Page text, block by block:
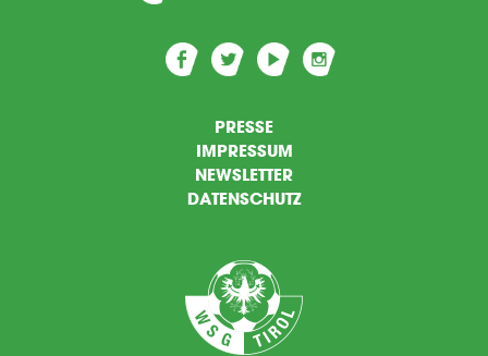
PRESSE
IMPRESSUM
NEWSLETTER
DATENSCHUTZ